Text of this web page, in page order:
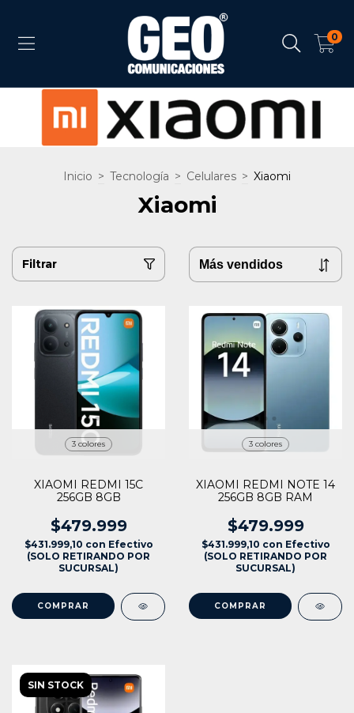
0
Inicio > Tecnología > Celulares > Xiaomi
Xiaomi
Filtrar
3 colores
XIAOMI REDMI 15C
256GB 8GB
$479.999
$431.999,10 con Efectivo
(SOLO RETIRANDO POR
SUCURSAL)
COMPRAR
3 colores
XIAOMI REDMI NOTE 14
256GB 8GB RAM
$479.999
$431.999,10 con Efectivo
(SOLO RETIRANDO POR
SUCURSAL)
COMPRAR
SIN STOCK